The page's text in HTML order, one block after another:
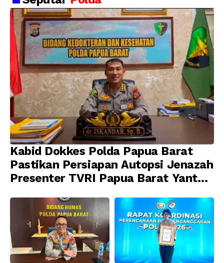
Barat, 321 WNA
Diamankan
Profesionalisme
Kabid Dokkes Polda Papua Barat
Pastikan Persiapan Autopsi Jenazah
Presenter TVRI Papua Barat Yanto
Dijadwalkan Kamis